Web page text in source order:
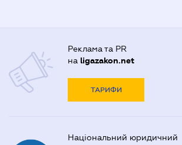
Реклама та PR
на ligazakon.net
ТАРИФИ
Національний юридичний